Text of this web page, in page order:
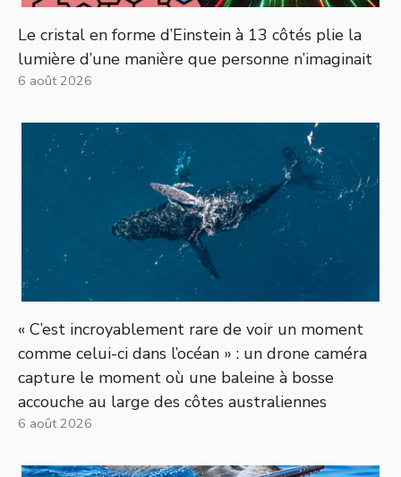
Le cristal en forme d’Einstein à 13 côtés plie la
lumière d’une manière que personne n’imaginait
6 août 2026
« C’est incroyablement rare de voir un moment
comme celui-ci dans l’océan » : un drone caméra
capture le moment où une baleine à bosse
accouche au large des côtes australiennes
6 août 2026